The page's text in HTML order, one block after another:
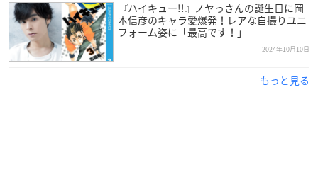
『ハイキュー!!』ノヤっさんの誕生日に岡
本信彦のキャラ愛爆発！レアな自撮りユニ
フォーム姿に「最高です！」
2024年10月10日
もっと見る